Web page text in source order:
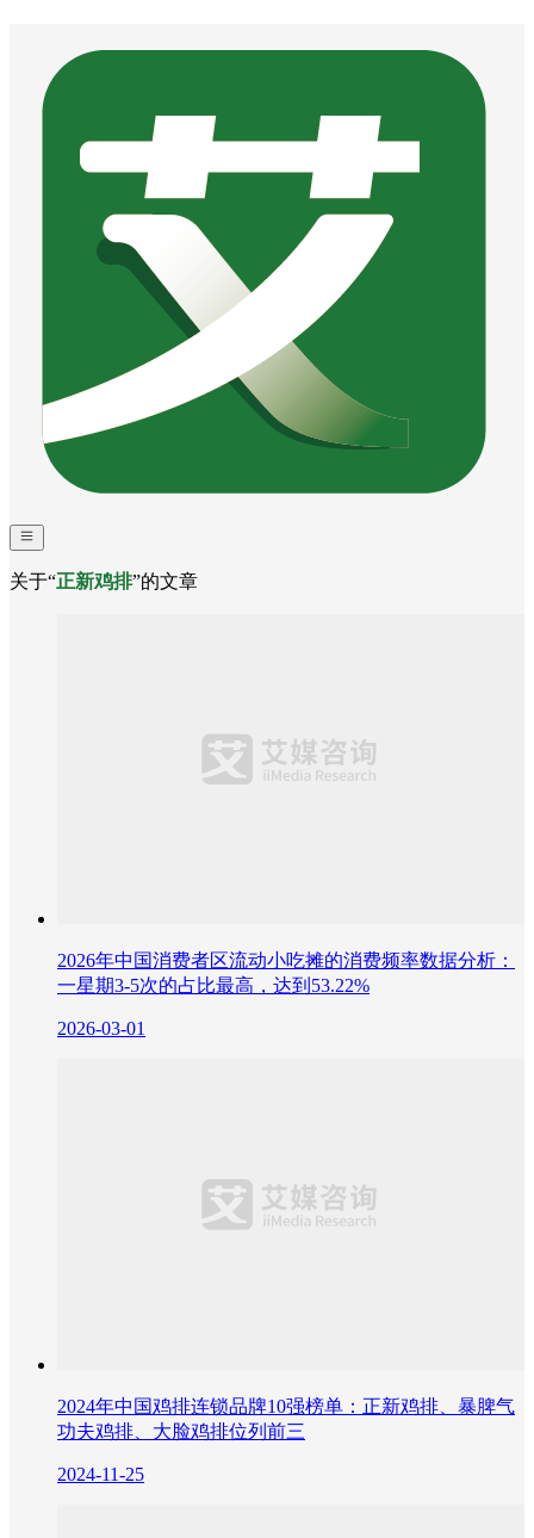
关于“正新鸡排”的文章
2026年中国消费者区流动小吃摊的消费频率数据分析：
一星期3-5次的占比最高，达到53.22%
2026-03-01
2024年中国鸡排连锁品牌10强榜单：正新鸡排、暴脾气
功夫鸡排、大脸鸡排位列前三
2024-11-25